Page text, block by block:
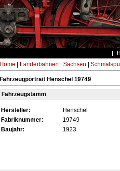
Home Länderbahnen Sachsen
Fahrzeugportrait Henschel 19749
Fahrzeugstamm
Hersteller:
Henschel
Fabriknummer:
19749
Baujahr:
1923